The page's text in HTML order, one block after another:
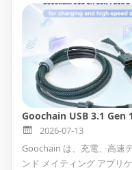
2026-07-13
Goochain は、充電、高速
ンド メイティング アプリ